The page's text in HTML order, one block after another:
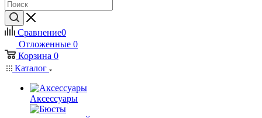
Сравнение0
Отложенные 0
Корзина 0
Каталог
Аксессуары